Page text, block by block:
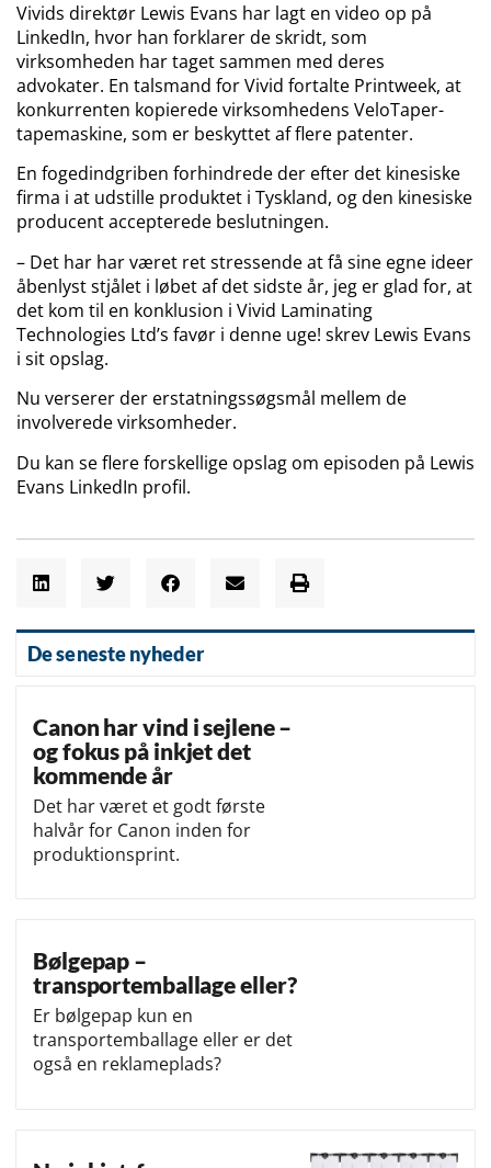
Vivids direktør Lewis Evans har lagt en video op på
LinkedIn, hvor han forklarer de skridt, som
virksomheden har taget sammen med deres
advokater. En talsmand for Vivid fortalte Printweek, at
konkurrenten kopierede virksomhedens VeloTaper-
tapemaskine, som er beskyttet af flere patenter.
En fogedindgriben forhindrede der efter det kinesiske
firma i at udstille produktet i Tyskland, og den kinesiske
producent accepterede beslutningen.
– Det har har været ret stressende at få sine egne ideer
åbenlyst stjålet i løbet af det sidste år, jeg er glad for, at
det kom til en konklusion i Vivid Laminating
Technologies Ltd’s favør i denne uge! skrev Lewis Evans
i sit opslag.
Nu verserer der erstatningssøgsmål mellem de
involverede virksomheder.
Du kan se flere forskellige opslag om episoden på Lewis
Evans LinkedIn profil.
De seneste nyheder
Canon har vind i sejlene –
og fokus på inkjet det
kommende år
Det har været et godt første
halvår for Canon inden for
produktionsprint.
Bølgepap –
transportemballage eller?
Er bølgepap kun en
transportemballage eller er det
også en reklameplads?